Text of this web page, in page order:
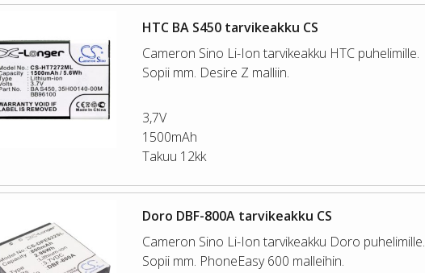
HTC BA S450 tarvikeakku CS
Cameron Sino Li-Ion tarvikeakku HTC puhelimille.
Sopii mm. Desire Z malliin.
3,7V
1500mAh
Takuu 12kk
Doro DBF-800A tarvikeakku CS
Cameron Sino Li-Ion tarvikeakku Doro puhelimille.
Sopii mm. PhoneEasy 600 malleihin.